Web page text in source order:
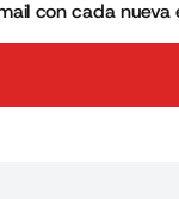
con cada nueva